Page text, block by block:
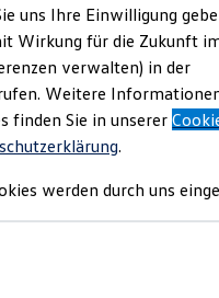
Gebrauchtwagen
uns Ihre Einwilligung
Wirkung für die Zukunft
verwalten) in der
Weitere
finden Sie in unserer
.
werden durch uns